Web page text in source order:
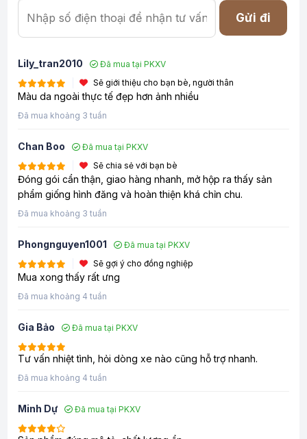
Gửi đi
Lily_tran2010
Đã mua tại PKXV
Sẽ giới thiệu cho bạn bè, người thân
Màu da ngoài thực tế đẹp hơn ảnh nhiều
Đã mua khoảng 3 tuần
Chan Boo
Đã mua tại PKXV
Sẽ chia sẻ với bạn bè
Đóng gói cẩn thận, giao hàng nhanh, mở hộp ra thấy sản
phẩm giống hình đăng và hoàn thiện khá chỉn chu.
Đã mua khoảng 3 tuần
Phongnguyen1001
Đã mua tại PKXV
Sẽ gợi ý cho đồng nghiệp
Mua xong thấy rất ưng
Đã mua khoảng 4 tuần
Gia Bảo Đã mua tại PKXV
Tư vấn nhiệt tình, hỏi dòng xe nào cũng hỗ trợ nhanh.
Đã mua khoảng 4 tuần
Minh Dự Đã mua tại PKXV